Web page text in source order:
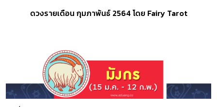
ดวงรายเดือน กุมภาพันธ์ 2564 โดย Fairy Tarot